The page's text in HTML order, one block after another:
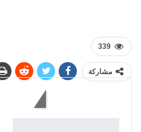
339
مشاركة